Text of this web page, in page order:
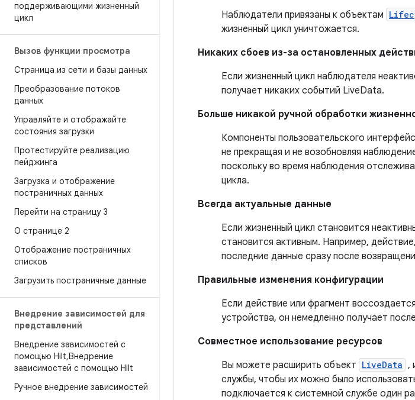
поддерживающими жизненный
цикл
Вызов функции просмотра
Страница из сети и базы данных
Преобразование потоков
данных
Управляйте и отображайте
состояния загрузки
Протестируйте реализацию
пейджинга
Загрузка и отображение
постраничных данных
Перейти на страницу 3
О странице 2
Отображение постраничных
списков
Загрузить постраничные данные
Внедрение зависимостей для
представлений
Внедрение зависимостей с
помощью Hilt,Внедрение
зависимостей с помощью Hilt
Ручное внедрение зависимостей
Наблюдатели привязаны к объектам
жизненный цикл уничтожается.
Никаких сбоев из-за остановленных
Если жизненный цикл наблюдателя
получает никаких событий LiveData.
Больше никакой ручной обработки
Компоненты пользовательского
не прекращая и не возобновляя
поскольку во время наблюдения
цикла.
Всегда актуальные данные
Если жизненный цикл становится
становится активным. Например,
последние данные сразу после
Правильные изменения конфигурации
Если действие или фрагмент
устройства, он немедленно получает
Совместное использование ресурсов
Вы можете расширить объект LiveData ,
службы, чтобы их можно было
подключается к системной службе один